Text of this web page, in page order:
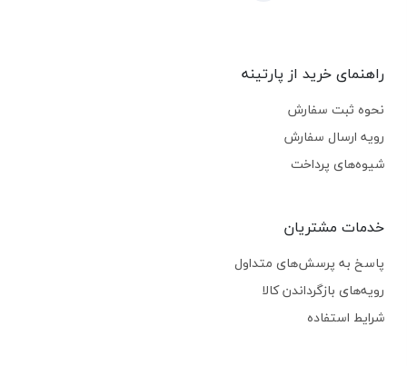
راهنمای خرید از پارتینه
نحوه ثبت سفارش
رویه ارسال سفارش
شیوه‌های پرداخت
خدمات مشتریان
پاسخ به پرسش‌های متداول
رویه‌های بازگرداندن کالا
شرایط استفاده